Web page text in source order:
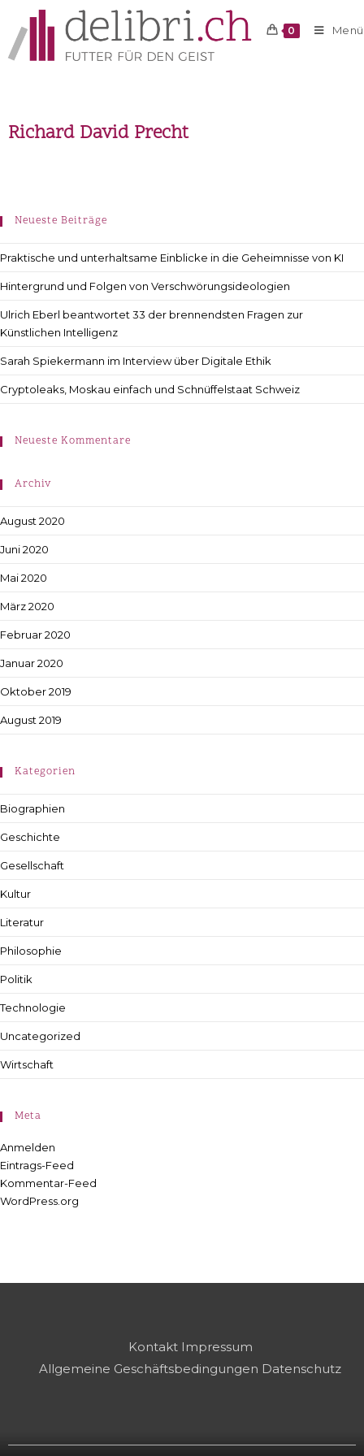
0 Menü
Richard David Precht
Neueste Beiträge
Praktische und unterhaltsame Einblicke in die Geheimnisse von KI
Hintergrund und Folgen von Verschwörungsideologien
Ulrich Eberl beantwortet 33 der brennendsten Fragen zur
Künstlichen Intelligenz
Sarah Spiekermann im Interview über Digitale Ethik
Cryptoleaks, Moskau einfach und Schnüffelstaat Schweiz
Neueste Kommentare
Archiv
August 2020
Juni 2020
Mai 2020
März 2020
Februar 2020
Januar 2020
Oktober 2019
August 2019
Kategorien
Biographien
Geschichte
Gesellschaft
Kultur
Literatur
Philosophie
Politik
Technologie
Uncategorized
Wirtschaft
Meta
Anmelden
Eintrags-Feed
Kommentar-Feed
WordPress.org
Kontakt Impressum
Allgemeine Geschäftsbedingungen Datenschutz